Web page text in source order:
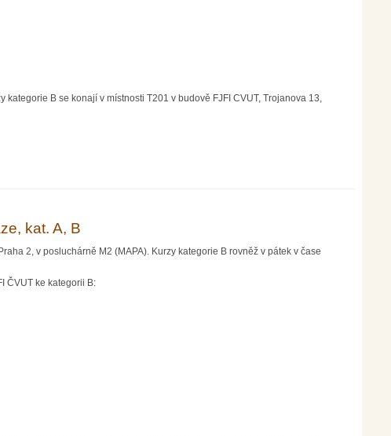
B se konají v místnosti T201 v budově FJFI CVUT, Trojanova 13,
kat. A, B
2, v posluchárně M2 (MAPA). Kurzy kategorie B rovněž v pátek v čase
ČVUT ke kategorii B: